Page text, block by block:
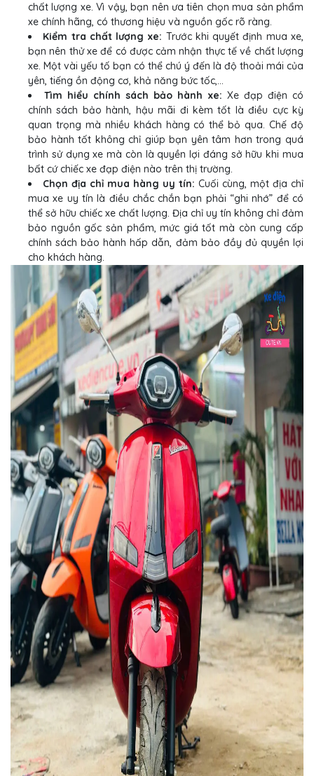
chất lượng xe. Vì vậy, bạn nên ưa tiên chọn mua sản phẩm
xe chính hãng, có thương hiệu và nguồn gốc rõ ràng.
Kiểm tra chất lượng xe: Trước khi quyết định mua xe,
bạn nên thử xe để có được cảm nhận thực tế về chất lượng
xe. Một vài yếu tố bạn có thể chú ý đến là độ thoải mái của
yên, tiếng ồn động cơ, khả năng bức tốc,...
Tìm hiểu chính sách bảo hành xe: Xe đạp điện có
chính sách bảo hành, hậu mãi đi kèm tốt là điều cực kỳ
quan trọng mà nhiều khách hàng có thể bỏ qua. Chế độ
bảo hành tốt không chỉ giúp bạn yên tâm hơn trong quá
trình sử dụng xe mà còn là quyền lợi đáng sở hữu khi mua
bất cứ chiếc xe đạp điện nào trên thị trường.
Chọn địa chỉ mua hàng uy tín: Cuối cùng, một địa chỉ
mua xe uy tín là điều chắc chắn bạn phải “ghi nhớ” để có
thể sở hữu chiếc xe chất lượng. Địa chỉ uy tín không chỉ đảm
bảo nguồn gốc sản phẩm, mức giá tốt mà còn cung cấp
chính sách bảo hành hấp dẫn, đảm bảo đầy đủ quyền lợi
cho khách hàng.